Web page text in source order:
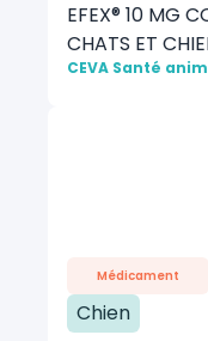
EFEX® 10 MG
CHATS ET
CEVA Santé
Médicament
Chien